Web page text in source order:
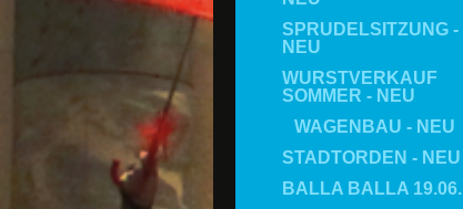
SPRUDELSITZUNG -
NEU
WURSTVERKAUF
SOMMER - NEU
WAGENBAU - NEU
STADTORDEN - NEU
BALLA BALLA 19.06.